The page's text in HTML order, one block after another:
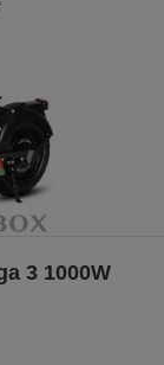
3 1000W